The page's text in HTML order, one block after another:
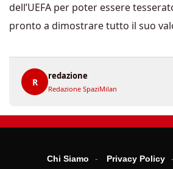
dell’UEFA per poter essere
pronto a dimostrare tutto il suo
R
redazione
Redazione SpaziMilan
Chi Siamo Privacy Policy